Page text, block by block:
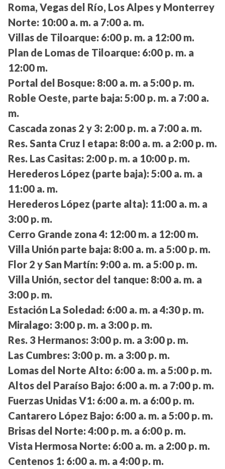
Roma, Vegas del Río, Los Alpes y Monterrey
Norte: 10:00 a. m. a 7:00 a. m.
Villas de Tiloarque: 6:00 p. m. a 12:00 m.
Plan de Lomas de Tiloarque: 6:00 p. m. a
12:00 m.
Portal del Bosque: 8:00 a. m. a 5:00 p. m.
Roble Oeste, parte baja: 5:00 p. m. a 7:00 a.
m.
Cascada zonas 2 y 3: 2:00 p. m. a 7:00 a. m.
Res. Santa Cruz I etapa: 8:00 a. m. a 2:00 p. m.
Res. Las Casitas: 2:00 p. m. a 10:00 p. m.
Herederos López (parte baja): 5:00 a. m. a
11:00 a. m.
Herederos López (parte alta): 11:00 a. m. a
3:00 p. m.
Cerro Grande zona 4: 12:00 m. a 12:00 m.
Villa Unión parte baja: 8:00 a. m. a 5:00 p. m.
Flor 2 y San Martín: 9:00 a. m. a 5:00 p. m.
Villa Unión, sector del tanque: 8:00 a. m. a
3:00 p. m.
Estación La Soledad: 6:00 a. m. a 4:30 p. m.
Miralago: 3:00 p. m. a 3:00 p. m.
Res. 3 Hermanos: 3:00 p. m. a 3:00 p. m.
Las Cumbres: 3:00 p. m. a 3:00 p. m.
Lomas del Norte Alto: 6:00 a. m. a 5:00 p. m.
Altos del Paraíso Bajo: 6:00 a. m. a 7:00 p. m.
Fuerzas Unidas V1: 6:00 a. m. a 6:00 p. m.
Cantarero López Bajo: 6:00 a. m. a 5:00 p. m.
Brisas del Norte: 4:00 p. m. a 6:00 p. m.
Vista Hermosa Norte: 6:00 a. m. a 2:00 p. m.
Centenos 1: 6:00 a. m. a 4:00 p. m.